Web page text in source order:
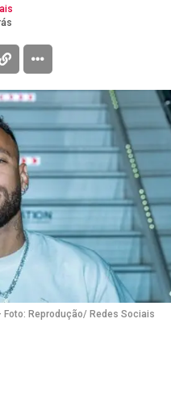
Foto: Reprodução/ Redes Sociais